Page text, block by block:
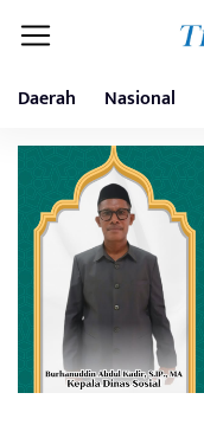
Daerah Nasional